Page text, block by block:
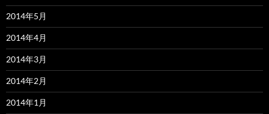
2014年5月
2014年4月
2014年3月
2014年2月
2014年1月